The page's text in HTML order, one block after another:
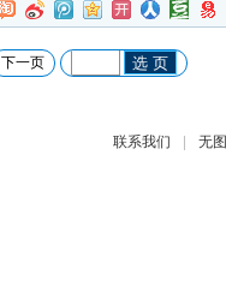
下一页 选 页
联系我们 | 无